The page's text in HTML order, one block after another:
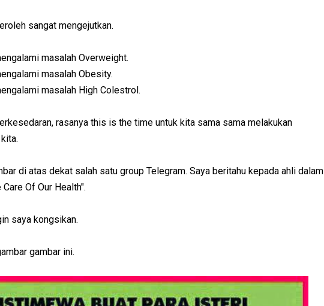
sangat mengejutkan.
masalah Overweight.
masalah Obesity.
masalah High Colestrol.
rasanya this is the time untuk kita sama sama melakukan
di atas dekat salah satu group Telegram. Saya beritahu kepada ahli dalam
Of Our Health".
saya kongsikan.
gambar ini.